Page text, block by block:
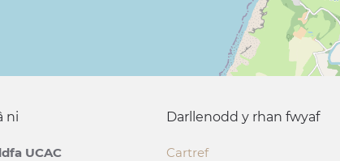
ni
UCAC
Darllenodd y rhan fwyaf
Cartref